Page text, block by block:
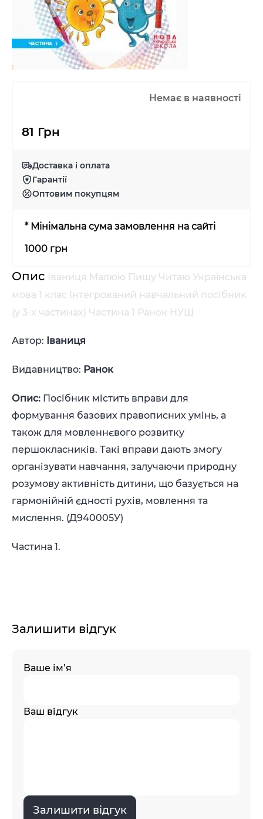
Немає в наявності
81 Грн
Доставка і оплата
Гарантії
Оптовим покупцям
* Мінімальна сума замовлення на сайті
1000 грн
Опис Іваниця Малюю Пишу Читаю Українська
мова 1 клас Інтегрований навчальний посібник
(у 3-х частинах) Частина 1 Ранок НУШ
Автор: Іваниця
Видавництво: Ранок
Опис: Посібник містить вправи для
формування базових правописних умінь, а
також для мовленнєвого розвитку
першокласників. Такі вправи дають змогу
організувати навчання, залучаючи природну
розумову активність дитини, що базується на
гармонійній єдності рухів, мовлення та
мислення. (Д940005У)
Частина 1.
Залишити відгук
Ваше ім’я
Ваш відгук
Залишити відгук